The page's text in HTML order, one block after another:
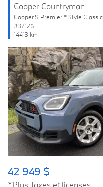
Cooper Countryman
Cooper S Premier * Style Classic
#37126
14413 km
Previous
42 949 $
*Plus Taxes et licenses